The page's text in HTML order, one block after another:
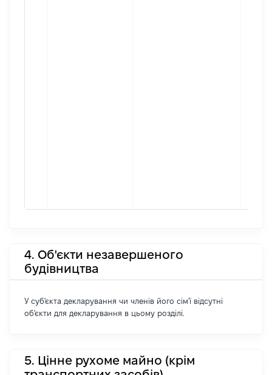
4. Об'єкти незавершеного
будівництва
У суб'єкта декларування чи членів його сім'ї відсутні
об'єкти для декларування в цьому розділі.
5. Цінне рухоме майно (крім